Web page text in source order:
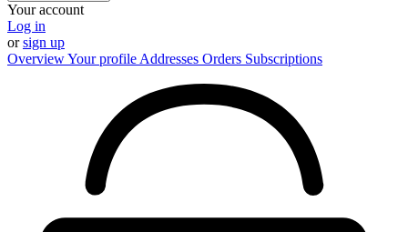
Your account
Log in
orsign up
OverviewYour profile Addresses Orders Subscriptions